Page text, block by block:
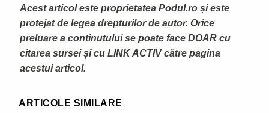
Acest articol este proprietatea Podul.ro și este
protejat de legea drepturilor de autor. Orice
preluare a continutului se poate face DOAR cu
citarea sursei și cu LINK ACTIV către pagina
acestui articol.
ARTICOLE SIMILARE